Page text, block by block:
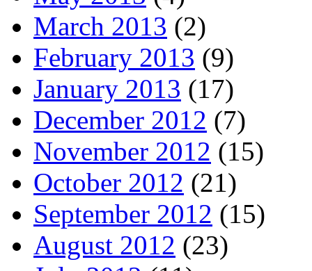
March 2013 (2)
February 2013 (9)
January 2013 (17)
December 2012 (7)
November 2012 (15)
October 2012 (21)
September 2012 (15)
August 2012 (23)